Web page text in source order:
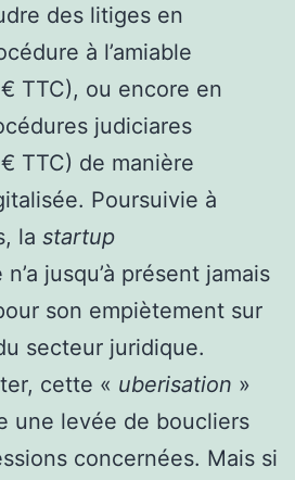
des litiges en
à l’amiable
TTC), ou encore en
judiciares
TTC) de manière
Poursuivie à
la startup
jusqu’à présent jamais
son empiètement sur
secteur juridique.
cette « uberisation »
une levée de boucliers
concernées. Mais si